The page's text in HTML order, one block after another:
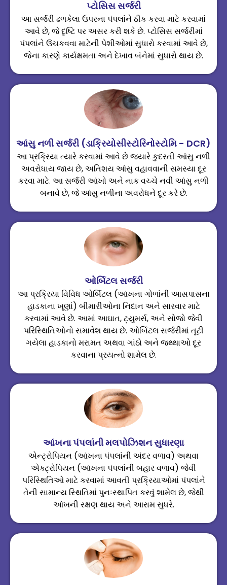
પ્ટોસિસ સર્જરી
આ સર્જરી ઢળકેલા ઉપરના પંપલાંને ઠીક કરવા માટે કરવામાં
આવે છે, જે દૃષ્ટિ પર અસર કરી શકે છે. પ્ટોસિસ સર્જરીમાં
પંપલાંને ઉંચકવવા માટેની પેશીઓમાં સુધારો કરવામાં આવે છે,
જેના કારણે કાર્યક્ષમતા અને દેખાવ બંનેમાં સુધારો થાય છે.
આંસુ નળી સર્જરી (ડાક્રિયોસીસ્ટોરિનોસ્ટોમિ - DCR)
આ પ્રક્રિયા ત્યારે કરવામાં આવે છે જ્યારે કુદરતી આંસુ નળી
અવરોધાય જાય છે, અતિશય આંસુ વહાવવાની સમસ્યા દૂર
કરવા માટે. આ સર્જરી આંખો અને નાક વચ્ચે નવી આંસુ નળી
બનાવે છે, જે આંસુ નળીના અવરોધને દૂર કરે છે.
ઓર્બિટલ સર્જરી
આ પ્રક્રિયા વિવિધ ઓર્બિટલ (આંખના ગોળાંની આસપાસના
હાડકાના ખૂણાં) બીમારીઓના નિદાન અને સારવાર માટે
કરવામાં આવે છે. આમાં આઘાત, ટ્યુમર્સ, અને સોજો જેવી
પરિસ્થિતિઓનો સમાવેશ થાય છે. ઓર્બિટલ સર્જરીમાં તૂટી
ગયેલા હાડકાનો મરામત અથવા ગાંઠો અને જથ્થાઓ દૂર
કરવાના પ્રયત્નો શામેલ છે.
આંખના પંપલાંની મલપોઝિશન સુધારણા
એન્ટ્રોપિયન (આંખના પંપલાંની અંદર વળાવ) અથવા
એક્ટ્રોપિયન (આંખના પંપલાંની બહાર વળાવ) જેવી
પરિસ્થિતિઓ માટે કરવામાં આવતી પ્રક્રિયાઓમાં પંપલાંને
તેની સામાન્ય સ્થિતિમાં પુનઃસ્થાપિત કરવું શામેલ છે, જેથી
આંખની રક્ષણ થાય અને આરામ સુધરે.